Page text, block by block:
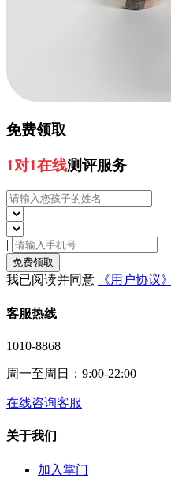
免费领取
1对1在线测评服务
|
免费领取
我已阅读并同意 《用户协议》
客服热线
1010-8868
周一至周日：9:00-22:00
在线咨询客服
关于我们
加入掌门